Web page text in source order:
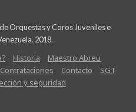
Orquestas y Coros Juveniles e
2018.
Historia
Maestro Abreu
Contrataciones Contacto
SGT
y seguridad